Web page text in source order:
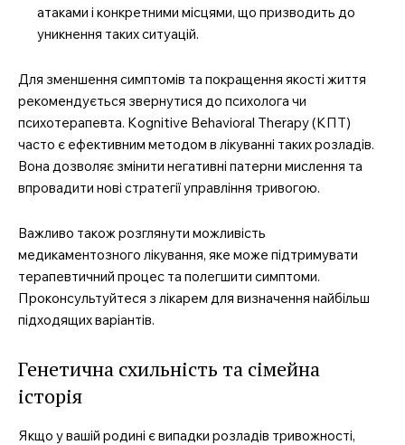
атаками і конкретними місцями, що призводить до
уникнення таких ситуацій.
Для зменшення симптомів та покращення якості життя
рекомендується звернутися до психолога чи
психотерапевта. Кognitive Behavioral Therapy (КПТ)
часто є ефективним методом в лікуванні таких розладів.
Вона дозволяє змінити негативні патерни мислення та
впровадити нові стратегії управління тривогою.
Важливо також розглянути можливість
медикаментозного лікування, яке може підтримувати
терапевтичний процес та полегшити симптоми.
Проконсультуйтеся з лікарем для визначення найбільш
підходящих варіантів.
Генетична схильність та сімейна
історія
Якщо у вашій родині є випадки розладів тривожності,